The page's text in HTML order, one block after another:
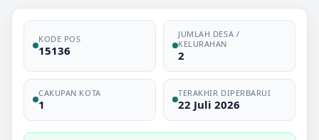
KODE POS
15136
JUMLAH DESA /
KELURAHAN
2
CAKUPAN KOTA
1
TERAKHIR DIPERBARUI
22 Juli 2026